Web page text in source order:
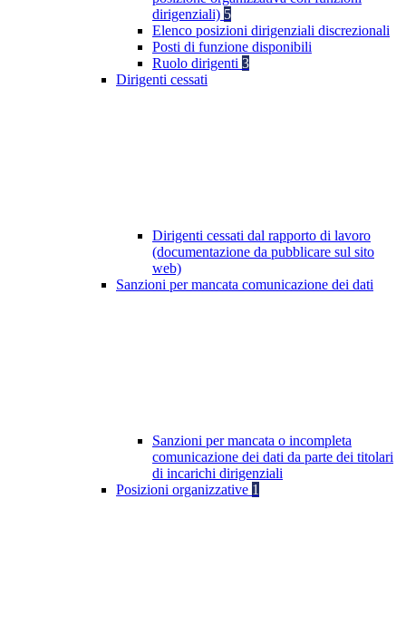
dirigenziali) 5
Elenco posizioni dirigenziali discrezionali
Posti di funzione disponibili
Ruolo dirigenti 3
Dirigenti cessati
Dirigenti cessati dal rapporto di lavoro
(documentazione da pubblicare sul sito
web)
Sanzioni per mancata comunicazione dei dati
Sanzioni per mancata o incompleta
comunicazione dei dati da parte dei titolari
di incarichi dirigenziali
Posizioni organizzative 1